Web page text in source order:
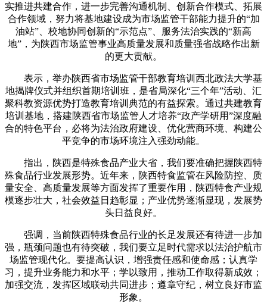
实推进共建合作，进一步完善沟通机制、创新合作模式、拓展
合作领域，努力将基地建设成为市场监管干部能力提升的“加
油站”、校地协同创新的“示范点”、服务法治实践的“新高
地”，为陕西市场监管事业高质量发展和质量强省战略作出新
的更大贡献。
表示，举办陕西省市场监管干部教育培训西北政法大学基
地揭牌仪式并组织首期培训班，是省局深化“三个年”活动、汇
聚科教资源优势打造教育培训典范的有益探索。通过共建教育
培训基地，搭建陕西省市场监管人才培养“政产学研用”深度融
合的特色平台，必将为法治政府建设、优化营商环境、构建公
平竞争的市场环境注入强劲动能。
指出，陕西是特殊食品产业大省，我们要准确把握陕西特
殊食品行业发展形势。近年来，陕西特食监管在风险防控、质
量安全、高质量发展等方面发挥了重要作用，陕西特食产业规
模逐步壮大，社会效益日趋彰显；产业优势逐渐显现，发展势
头日益良好。
强调，当前陕西特殊食品行业的长足发展还有待进一步加
强，瓶颈问题也有待突破，我们要立足时代需求以法治护航市
场监管现代化。要提高认识，增强责任感和使命感；认真学
习，提升业务能力和水平；学以致用，推动工作取得新成效；
加强交流，发挥区域联动共同进步；遵章守纪，树立良好市监
形象。